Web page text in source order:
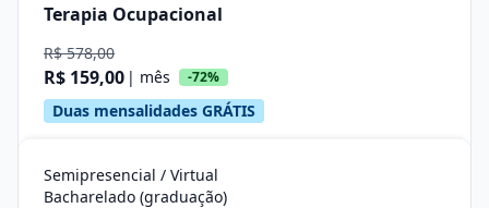
Terapia Ocupacional
R$ 578,00
R$ 159,00 | mês -72%
Duas mensalidades GRÁTIS
Semipresencial / Virtual
Bacharelado (graduação)